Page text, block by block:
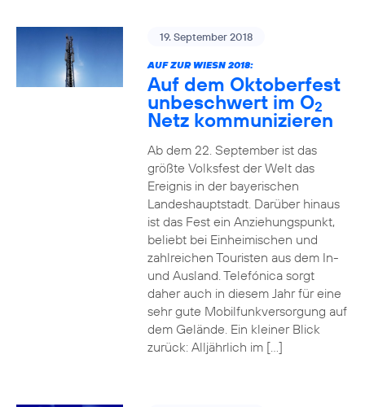
19. September 2018
AUF ZUR WIESN 2018:
Auf dem Oktoberfest
unbeschwert im O2
Netz kommunizieren
Ab dem 22. September ist das
größte Volksfest der Welt das
Ereignis in der bayerischen
Landeshauptstadt. Darüber hinaus
ist das Fest ein Anziehungspunkt,
beliebt bei Einheimischen und
zahlreichen Touristen aus dem In-
und Ausland. Telefónica sorgt
daher auch in diesem Jahr für eine
sehr gute Mobilfunkversorgung auf
dem Gelände. Ein kleiner Blick
zurück: Alljährlich im […]